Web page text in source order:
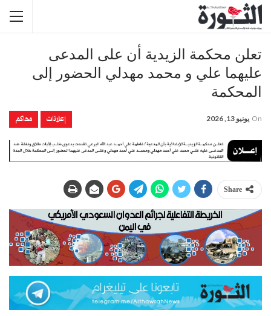
تعلن محكمة الزيدية أن على المدعى
عليهما علي و محمد مهدلي الحضور إلى
المحكمة
إعلانات محاكم On يونيو 13, 2026
Share